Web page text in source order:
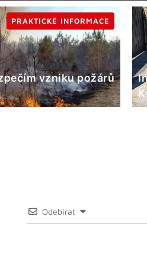
vzniku požárů
PRAKTICKÉ INFORMACE
Odebírat